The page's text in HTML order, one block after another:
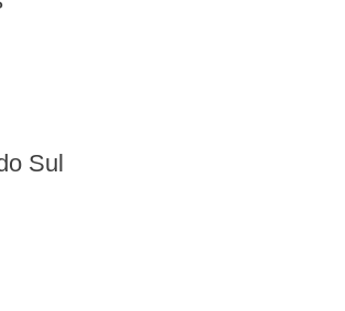
Sul